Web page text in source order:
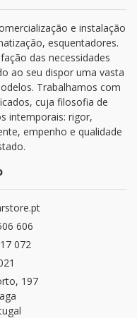
e instalação
esquentadores.
das necessidades
ao seu dispor uma vasta
Trabalhamos com
cuja filosofia de
intemporais: rigor,
empenho e qualidade
606
072
197